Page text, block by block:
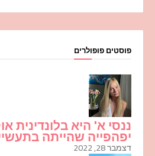
פוסטים פופולרים
ננסי א' היא בלונדינית
יפהפייה שהייתה
דצמבר 28, 2022